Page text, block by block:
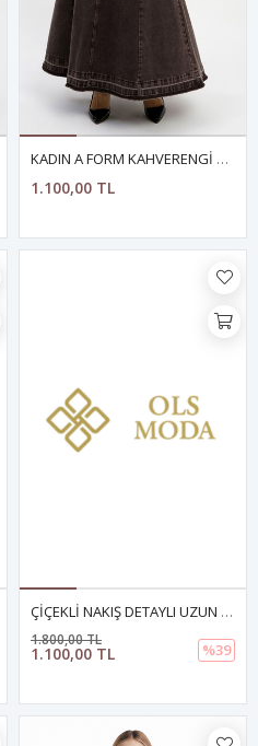
KADIN A FORM KAHVERENGİ DENİM ETEK
1.100,00 TL
ÇİÇEKLİ NAKIŞ DETAYLI UZUN DENİM ETEK- AÇIK MAVİ
1.100,00 TL
1.800,00 TL
%39